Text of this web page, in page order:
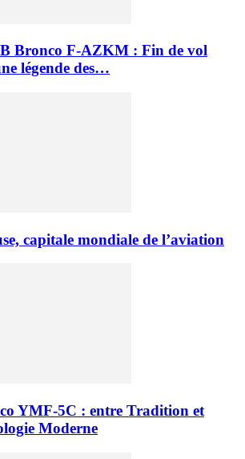
Bronco F-AZKM : Fin de vol
légende des…
capitale mondiale de l’aviation
YMF-5C : entre Tradition et
Moderne